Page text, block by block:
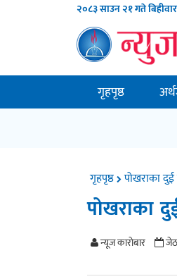
२०८३ साउन २१ गते
गृहपृष्ठ
गृहपृष्ठ पोखराका
पोखराका
न्यूज काराेबार